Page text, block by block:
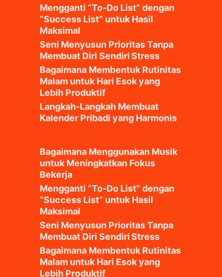
Mengganti “To-Do List” dengan
“Success List” untuk Hasil
Maksimal
Seni Menyusun Prioritas Tanpa
Membuat Diri Sendiri Stress
Bagaimana Membentuk Rutinitas
Malam untuk Hari Esok yang
Lebih Produktif
Langkah-Langkah Membuat
Kalender Pribadi yang Harmonis
Bagaimana Menggunakan Musik
untuk Meningkatkan Fokus
Bekerja
Mengganti “To-Do List” dengan
“Success List” untuk Hasil
Maksimal
Seni Menyusun Prioritas Tanpa
Membuat Diri Sendiri Stress
Bagaimana Membentuk Rutinitas
Malam untuk Hari Esok yang
Lebih Produktif